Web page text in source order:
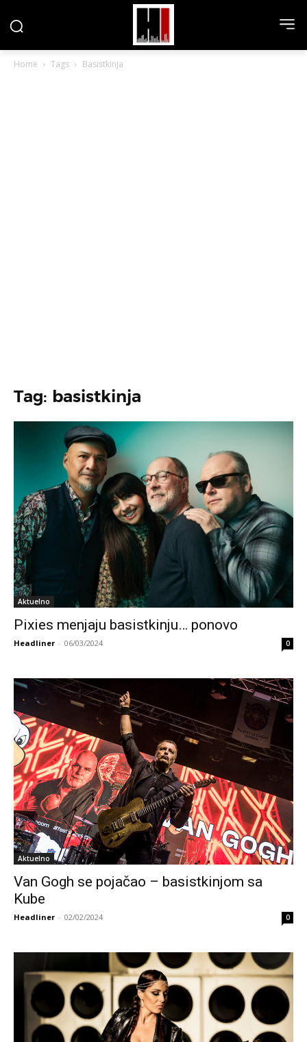
Home Tags Basistkinja
Tag: basistkinja
Aktuelno
Pixies menjaju basistkinju… ponovo
Headliner - 06/03/2024 0
Aktuelno
Van Gogh se pojačao – basistkinjom sa
Kube
Headliner - 02/02/2024 0